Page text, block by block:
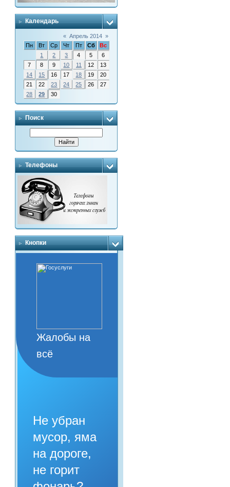
Календарь
« Апрель 2014 »
Пн
Вт Ср Чт Пт Сб
Вс
1
2 3 4 5
6
7
8 9 10 11 12
13
14
15 16 17 18 19
20
21
22 23 24 25 26
27
28
29 30
Поиск
Телефоны
Кнопки
Жалобы на
всё
Не убран
мусор, яма
на дороге,
не горит